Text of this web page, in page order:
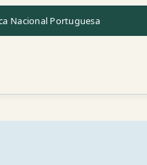
Nacional Portuguesa